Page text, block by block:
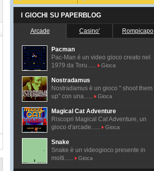
I GIOCHI SU PAPERBLOG
Arcade Casino' Rompicapo
Pacman
Pac-Man é un video gioco creato nel
1979 da Toru......
Gioca
Nostradamus
Nostradamus è un gioco " shoot them
up" con una......
Gioca
Magical Cat Adventure
Riscopri Magical Cat Adventure, un
gioco d'arcade......
Gioca
Snake
Snake è un videogioco presente in
molti......
Gioca